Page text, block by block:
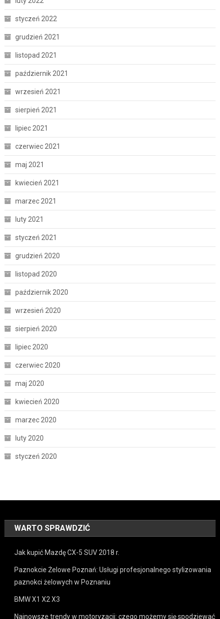
styczeń 2022
grudzień 2021
listopad 2021
październik 2021
wrzesień 2021
sierpień 2021
lipiec 2021
czerwiec 2021
maj 2021
kwiecień 2021
marzec 2021
luty 2021
styczeń 2021
grudzień 2020
listopad 2020
październik 2020
wrzesień 2020
sierpień 2020
lipiec 2020
czerwiec 2020
maj 2020
kwiecień 2020
marzec 2020
luty 2020
styczeń 2020
WARTO SPRAWDZIĆ
Jak kupić Mazdę CX-5 SUV 2018 r.
Paznokcie Żelowe Poznań: Usługi profesjonalnego stylizowania
paznokci żelowych w Poznaniu
BMW X1 X2 X3
Najnowsze trendy w motoryzacji: czego możemy się spodziewać